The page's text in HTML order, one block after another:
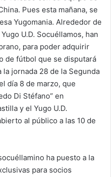
Pues esta mañana, se
Yugomania. Alrededor de
U.D. Socuéllamos, han
para poder adquirir
de fútbol que se disputará
jornada 28 de la Segunda
día 8 de marzo, que
Di Stéfano” en
y el Yugo U.D.
al público a las 10 de
ha puesto a la
para socios